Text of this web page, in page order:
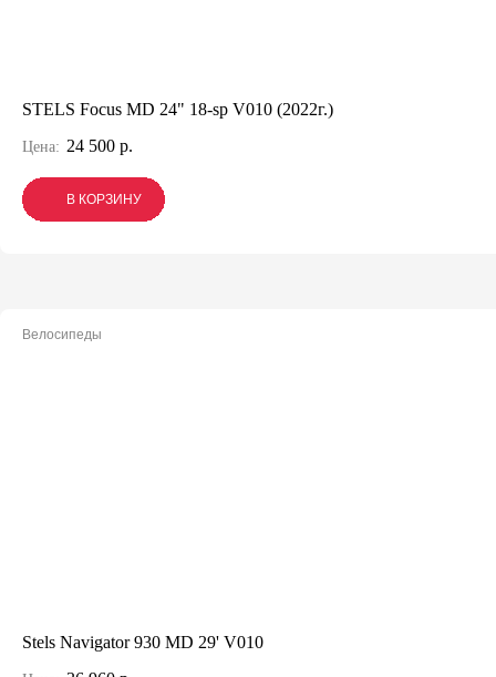
STELS Focus MD 24" 18-sp V010 (2022г.)
Цена: 24 500 р.
В КОРЗИНУ
В КОРЗИНУ
В КОРЗИНУ
Велосипеды
Stels Navigator 930 MD 29' V010